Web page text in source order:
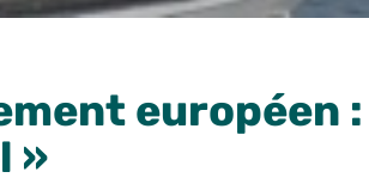
européen :
»